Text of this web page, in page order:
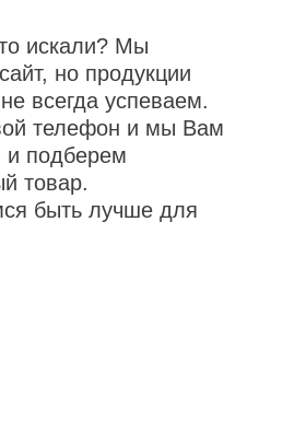
искали? Мы
но продукции
всегда успеваем.
телефон и мы Вам
и подберем
товар.
быть лучше для